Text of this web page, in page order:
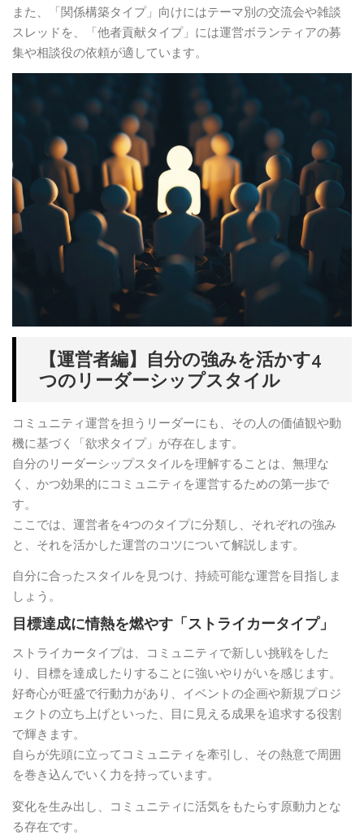
また、「関係構築タイプ」向けにはテーマ別の交流会や雑談
スレッドを、「他者貢献タイプ」には運営ボランティアの募
集や相談役の依頼が適しています。
【運営者編】自分の強みを活かす4
つのリーダーシップスタイル
コミュニティ運営を担うリーダーにも、その人の価値観や動
機に基づく「欲求タイプ」が存在します。
自分のリーダーシップスタイルを理解することは、無理な
く、かつ効果的にコミュニティを運営するための第一歩で
す。
ここでは、運営者を4つのタイプに分類し、それぞれの強み
と、それを活かした運営のコツについて解説します。
自分に合ったスタイルを見つけ、持続可能な運営を目指しま
しょう。
目標達成に情熱を燃やす「ストライカータイプ」
ストライカータイプは、コミュニティで新しい挑戦をした
り、目標を達成したりすることに強いやりがいを感じます。
好奇心が旺盛で行動力があり、イベントの企画や新規プロジ
ェクトの立ち上げといった、目に見える成果を追求する役割
で輝きます。
自らが先頭に立ってコミュニティを牽引し、その熱意で周囲
を巻き込んでいく力を持っています。
変化を生み出し、コミュニティに活気をもたらす原動力とな
る存在です。